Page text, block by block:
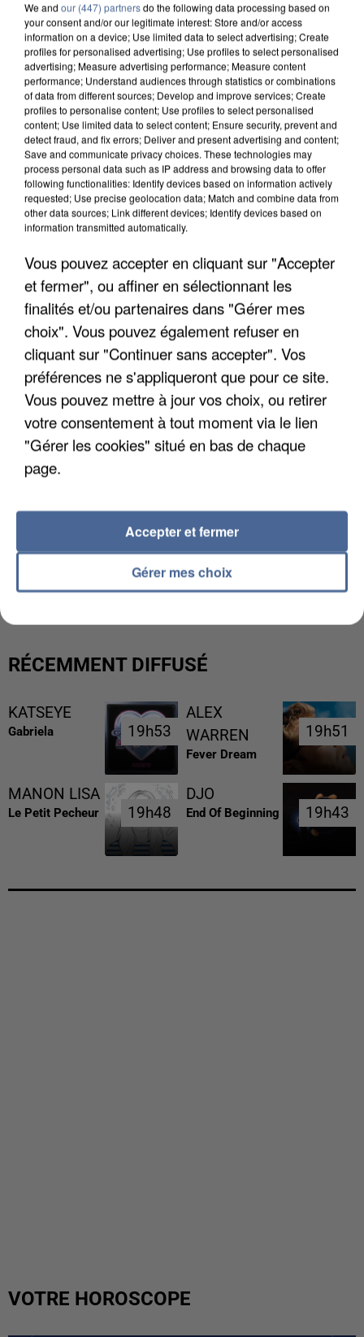
DE FAUNE SAUVAGE SONT...
L’UN DES FONDATEURS SUPPOSÉS DE LA DZ
MAFIA INTERPELLÉ EN ALGÉRIE
RÉCEMMENT DIFFUSÉ
KATSEYE
Gabriela 19h53
19h53
ALEX
WARREN
Fever Dream
19h51
19h51
MANON LISA
Le Petit Pecheur 19h48
19h48
DJO
End Of Beginning 19h43
19h43
VOTRE HOROSCOPE
We and our (447) partnersdo the following data processing based on
your consent and/or our legitimate interest: Store and/or access
information on a device; Use limited data to select advertising; Create
profiles for personalised advertising; Use profiles to select personalised
advertising; Measure advertising performance; Measure content
performance; Understand audiences through statistics or combinations
of data from different sources; Develop and improve services; Create
profiles to personalise content; Use profiles to select personalised
content; Use limited data to select content; Ensure security, prevent and
detect fraud, and fix errors; Deliver and present advertising and content;
Save and communicate privacy choices. These technologies may
process personal data such as IP address and browsing data to offer
following functionalities: Identify devices based on information actively
requested; Use precise geolocation data; Match and combine data from
other data sources; Link different devices; Identify devices based on
information transmitted automatically.
Vous pouvez accepter en cliquant sur "Accepter
et fermer", ou affiner en sélectionnant les
finalités et/ou partenaires dans "Gérer mes
choix". Vous pouvez également refuser en
cliquant sur "Continuer sans accepter". Vos
préférences ne s'appliqueront que pour ce site.
Vous pouvez mettre à jour vos choix, ou retirer
votre consentement à tout moment via le lien
"Gérer les cookies" situé en bas de chaque
page.
Gérer mes choix
Accepter et fermer